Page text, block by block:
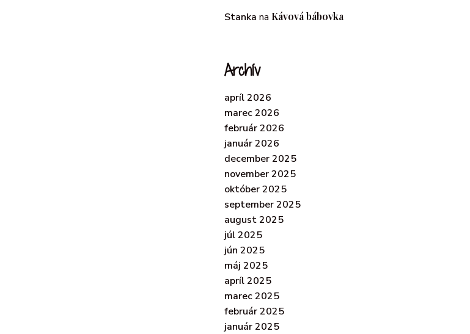
Stanka na Kávová bábovka
Archív
apríl 2026
marec 2026
február 2026
január 2026
december 2025
november 2025
október 2025
september 2025
august 2025
júl 2025
jún 2025
máj 2025
apríl 2025
marec 2025
február 2025
január 2025